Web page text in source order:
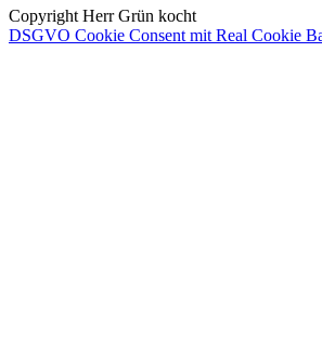
Copyright Herr Grün kocht
DSGVO Cookie Consent mit Real Cookie